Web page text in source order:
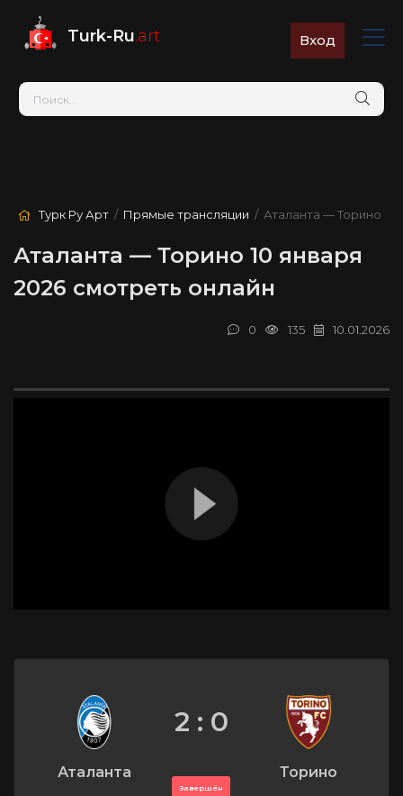
Turk-Ru.art Вход
Турк Ру Арт / Прямые трансляции / Аталанта — Торино
Аталанта — Торино 10 января
2026 смотреть онлайн
10.01.2026
135
0
Аталанта
2 : 0
Завершён
Торино